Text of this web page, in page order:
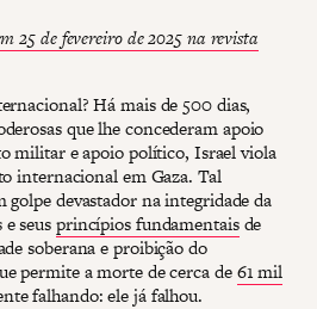
25 de fevereiro de 2025 na revista
Há mais de 500 dias,
que lhe concederam apoio
militar e apoio político, Israel viola
internacional em Gaza. Tal
devastador na integridade da
seusprincípios fundamentaisde
soberana e proibição do
permite a morte de cerca de61 mil
falhando: ele já falhou.